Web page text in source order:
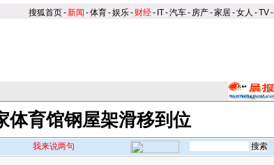
搜狐首页-新闻 -体育-娱乐- 财经- IT-汽车- 房产-家居-女人 -TV-
体育馆钢屋架滑移到位
我来说两句